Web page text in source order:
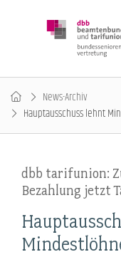
News-Archiv
Hauptausschuss lehnt
dbb tarifunion:
Bezahlung jetzt